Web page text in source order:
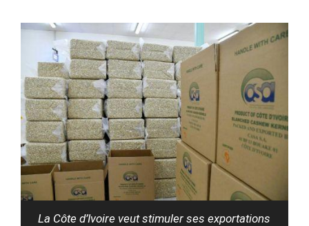
La Côte d’Ivoire veut stimuler ses exportations